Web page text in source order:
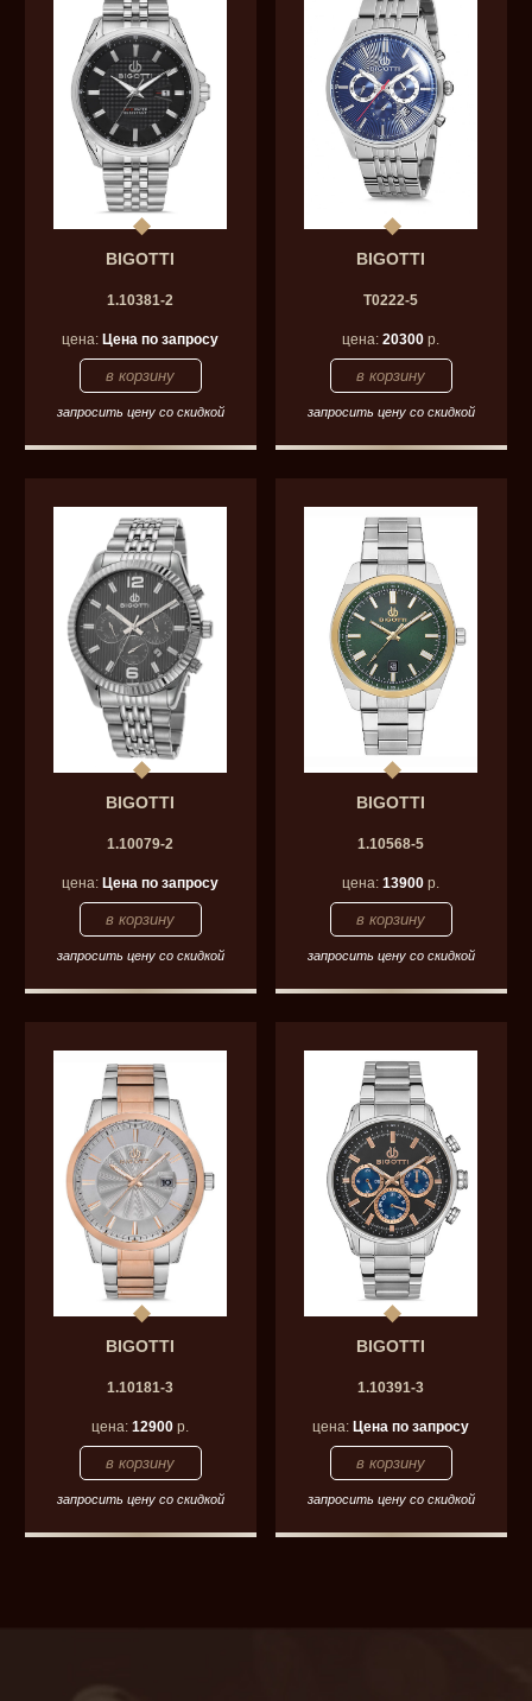
BIGOTTI
1.10381-2
цена: Цена по запросу
запросить цену со скидкой
BIGOTTI
T0222-5
цена:20300 р.
запросить цену со скидкой
BIGOTTI
1.10079-2
цена: Цена по запросу
запросить цену со скидкой
BIGOTTI
1.10568-5
цена:13900 р.
запросить цену со скидкой
BIGOTTI
1.10181-3
цена:12900 р.
запросить цену со скидкой
BIGOTTI
1.10391-3
цена: Цена по запросу
запросить цену со скидкой